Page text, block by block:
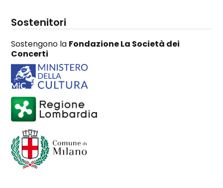
Sostenitori
Sostengono la Fondazione La Società dei
Concerti